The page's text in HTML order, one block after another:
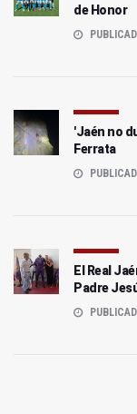
de Honor
'Jaén no
Ferrata
El Real
Padre